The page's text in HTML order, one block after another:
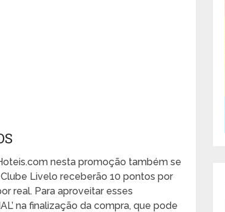
nesta promoção também se
Livelo receberão 10 pontos por
real. Para aproveitar esses
na finalização da compra, que pode